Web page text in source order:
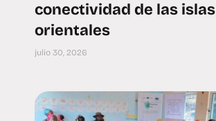
conectividad de las islas
orientales
julio 30, 2026